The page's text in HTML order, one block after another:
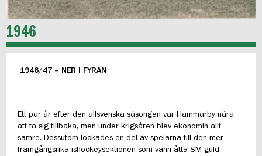
1946
1946/47 – NER I FYRAN
Ett par år efter den allsvenska säsongen var Hammarby nära
att ta sig tillbaka, men under krigsåren blev ekonomin allt
sämre. Dessutom lockades en del av spelarna till den mer
framgångsrika ishockeysektionen som vann åtta SM-guld